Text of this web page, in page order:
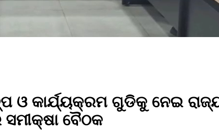
କାର୍ଯ୍ୟକ୍ରମ ଗୁଡିକୁ ନେଇ
ବୈଠକ